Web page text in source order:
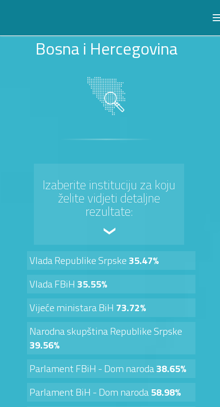
Bosna i Hercegovina
Izaberite instituciju za koju
želite vidjeti detaljne
rezultate:
Vlada Republike Srpske35.47%
Vlada FBiH 35.55%
Vijeće ministara BiH 73.72%
Narodna skupština Republike Srpske
39.56%
Parlament FBiH - Dom naroda38.65%
Parlament BiH - Dom naroda58.98%